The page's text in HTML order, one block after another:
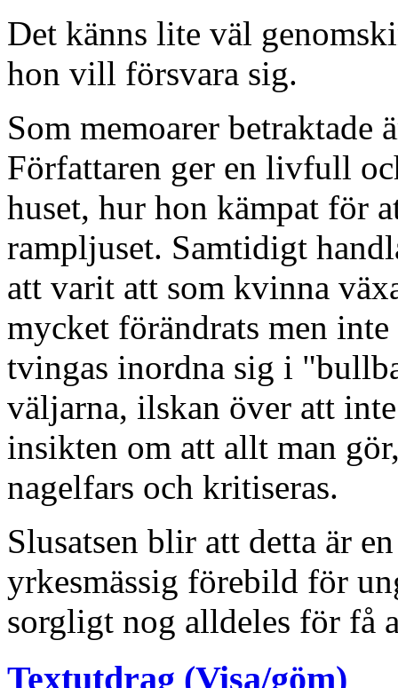
Det känns lite väl
hon vill försvara sig.
Som memoarer betraktade
Författaren ger en livfull
huset, hur hon kämpat för
rampljuset. Samtidigt
att varit att som kvinna
mycket förändrats men
tvingas inordna sig i
väljarna, ilskan över att
insikten om att allt man
nagelfars och kritiseras.
Slusatsen blir att detta är
yrkesmässig förebild för
sorgligt nog alldeles för få
Textutdrag (Visa/göm)